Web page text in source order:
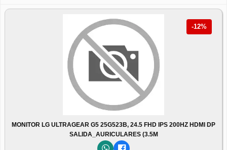
-12%
MONITOR LG ULTRAGEAR G5 25G523B, 24.5 FHD IPS 200HZ HDMI DP
SALIDA_AURICULARES (3.5M